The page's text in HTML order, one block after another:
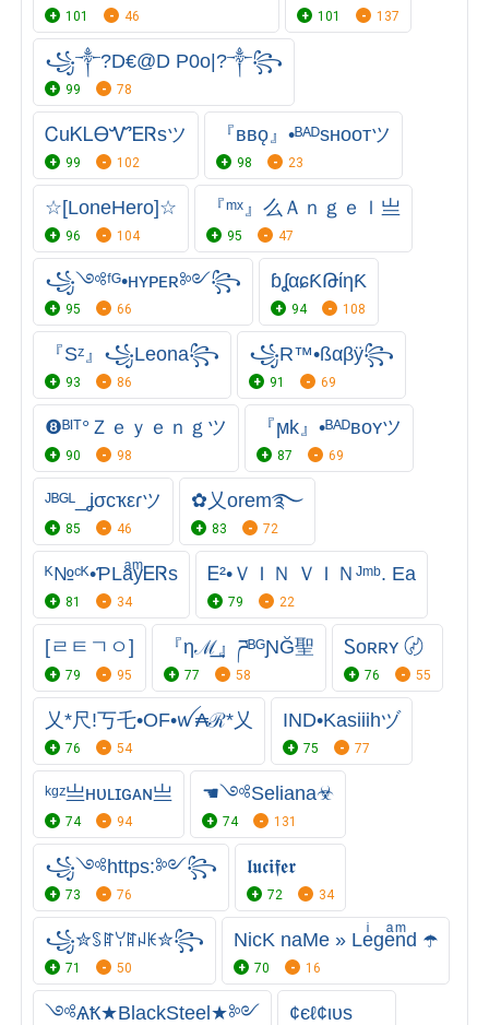
101 46 101 137
꧁༒?D€@D P0o|?༒꧂
99 78
ᏟuᏦᏞᎾᏉᎬᏒsツ
99 102
『ʙʙǫ』•ᴮᴬᴰsʜᴏᴏᴛツ
98 23
☆[LoneHero]☆
96 104
『ᵐˣ』么Ａｎｇｅｌ亗
95 47
꧁༺ᶠᴳ•ʜʏᴘᴇʀ༻꧂
95 66
ɓʆαɕƘԹίηƘ
94 108
『Sᶻ』꧁Leona꧂
93 86
꧁R™•ßαβÿ꧂
91 69
❽ᴮᴵᵀ°Ｚｅｙｅｎｇツ
90 98
『ϻk』•ᴮᴬᴰʙᴏʏツ
87 69
ᴶᴮᴳᴸ_ʝσcҡεɾツ
85 46
✿乂orem࿐⁩
83 72
ᴷ№ᶜᴷ•ƤLaͣyͫᎬᏒs
81 34
Ꭼ²•ＶＩＮ ＶＩＮᴶᵐᵇ. Ea
79 22
[ㄹㅌㄱㅇ]
79 95
『ηℳ͢』ཌᴮᴳƝĞ聖
77 58
Ꮪᴏʀʀʏ 〄
76 55
乂*尺!丂乇•OF•ꪝ₳ℛ*乂
76 54
IND•Kasiiihヅ
75 77
ᵏᵍᶻ亗ʜᴜʟɪɢᴀɴ亗
74 94
☚༺Seliana☣
74 131
꧁༺https:༻꧂
73 76
𝖑𝖚𝖈𝖎𝖋𝖊𝖗
72 34
꧁✮ꌗꍏꌩꍏꈤꀘ✮꧂
71 50
NicK naMe » Leͥgeͣnͫd ☂️
70 16
༺ѦҞ★BlackSteel★༻ ¢єℓ¢ιυѕ